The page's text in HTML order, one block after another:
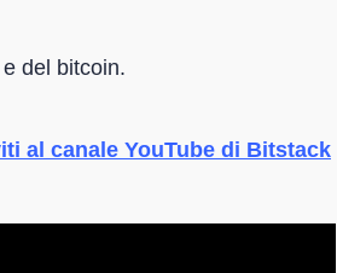
del bitcoin.
al canale YouTube di Bitstack